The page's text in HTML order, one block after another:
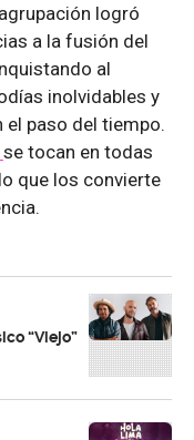
logró
a la fusión del
al
inolvidables y
paso del tiempo.
se tocan en todas
que los convierte
“Viejo”